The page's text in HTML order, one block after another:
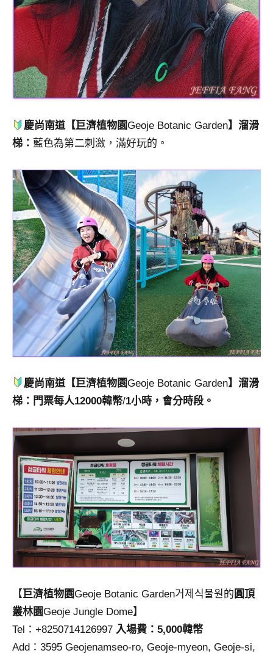
慶尚南道【巨濟植物園Geoje Botanic Garden】溜滑
梯： 藍色為第二刺激，滿好玩的。
慶尚南道【巨濟植物園Geoje Botanic Garden】溜滑
梯：門票每人12000韓幣/1小時，會分時段。
【巨濟植物園Geoje Botanic Garden거제식물원的 圓頂
叢林園Geoje Jungle Dome】
Tel：+8250714126997 入場費：5,000韓幣
Add：3595 Geojenamseo-ro, Geoje-myeon, Geoje-si,